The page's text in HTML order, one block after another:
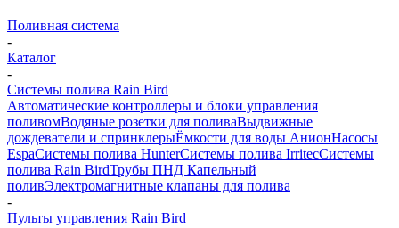
Поливная система
-
Каталог
-
Системы полива Rain Bird
Автоматические контроллеры и блоки управления
поливомВодяные розетки для поливаВыдвижные
дождеватели и спринклерыЁмкости для воды АнионНасосы
EspaСистемы полива HunterСистемы полива IrritecСистемы
полива Rain BirdТрубы ПНД Капельный
поливЭлектромагнитные клапаны для полива
-
Пульты управления Rain Bird